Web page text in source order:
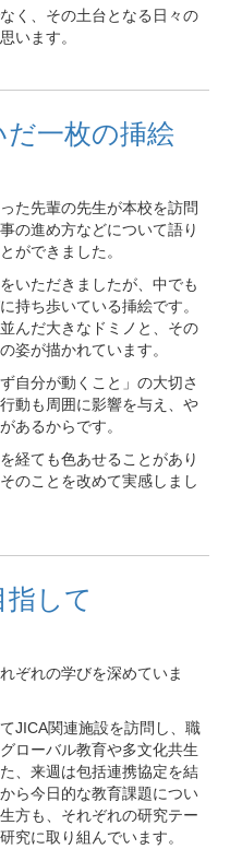
く、その土台となる日々の
います。
一枚の挿絵
た先輩の先生が本校を訪問
の進め方などについて語り
ができました。
いただきましたが、中でも
持ち歩いている挿絵です。
んだ大きなドミノと、その
姿が描かれています。
自分が動くこと」の大切さ
動も周囲に影響を与え、や
あるからです。
経ても色あせることがあり
のことを改めて実感しまし
して
ぞれの学びを深めていま
JICA関連施設を訪問し、職
ローバル教育や多文化共生
、来週は包括連携協定を結
ら今日的な教育課題につい
方も、それぞれの研究テー
究に取り組んでいます。